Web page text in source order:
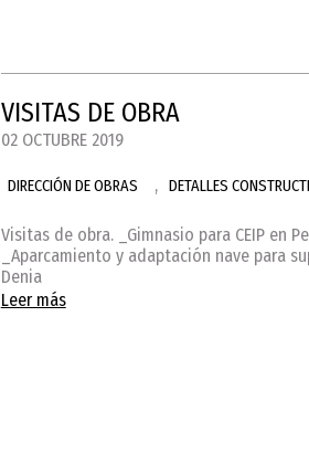
VISITAS DE OBRA
02 OCTUBRE 2019
DIRECCIÓN DE OBRAS , DETALLES
Visitas de obra. _Gimnasio para CEIP en
_Aparcamiento y adaptación nave para
Denia
Leer más